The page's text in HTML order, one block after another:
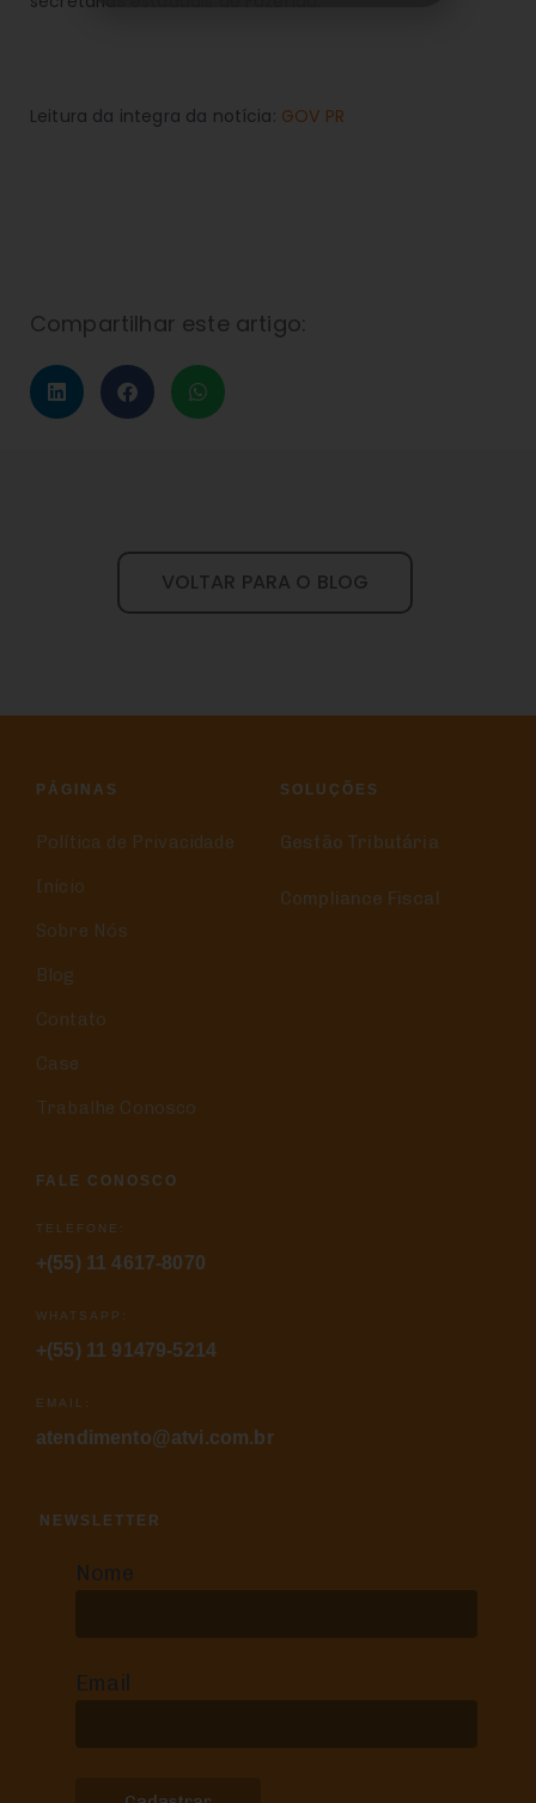
Leitura da integra da notícia: GOV PR
Compartilhar este artigo:
VOLTAR PARA O BLOG
PÁGINAS
Política de Privacidade
Início
Sobre Nós
Blog
Contato
Case
Trabalhe Conosco
SOLUÇÕES
Gestão Tributária
Compliance Fiscal
FALE CONOSCO
TELEFONE:
+(55) 11 4617-8070
WHATSAPP:
+(55) 11 91479-5214
EMAIL:
atendimento@atvi.com.br
NEWSLETTER
Nome
Email